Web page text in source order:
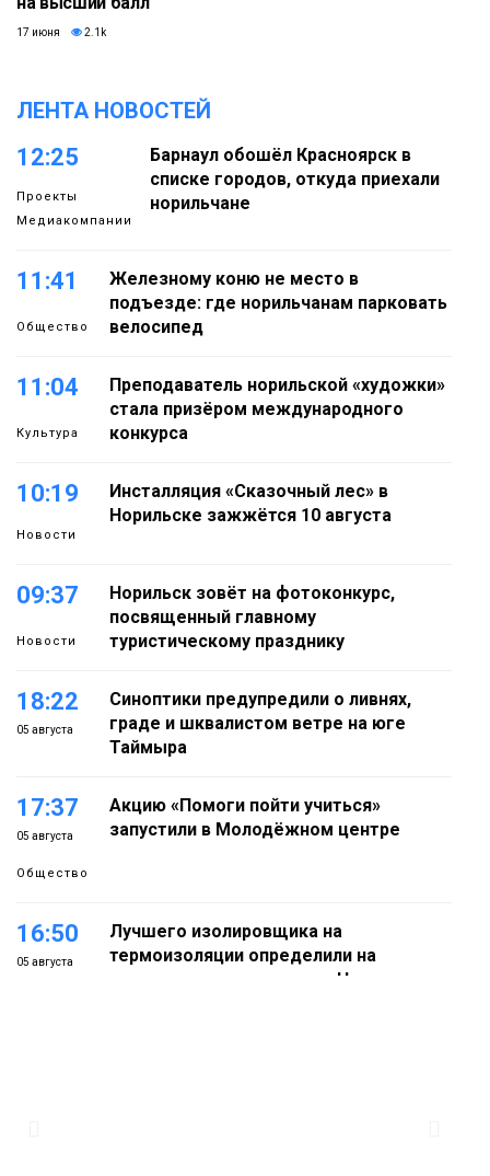
17 июня 2.1k
ЛЕНТА НОВОСТЕЙ
12:25
Проекты
Медиакомпании
Барнаул обошёл Красноярск в
списке городов, откуда приехали
норильчане
11:41
Общество
Железному коню не место в
подъезде: где норильчанам парковать
велосипед
11:04
Культура
Преподаватель норильской «художки»
стала призёром международного
конкурса
10:19
Новости
Инсталляция «Сказочный лес» в
Норильске зажжётся 10 августа
09:37
Новости
Норильск зовёт на фотоконкурс,
посвященный главному
туристическому празднику
18:22
05 августа
Синоптики предупредили о ливнях,
граде и шквалистом ветре на юге
Таймыра
17:37
05 августа
Общество
Акцию «Помоги пойти учиться»
запустили в Молодёжном центре
16:50
05 августа
Лучшего изолировщика на
термоизоляции определили на
ремонтном предприятии «Норникеля»